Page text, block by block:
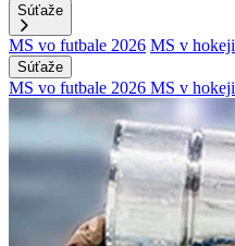
Súťaže
MS vo futbale 2026 MS v
Súťaže
MS vo futbale 2026 MS v